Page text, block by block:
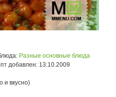
Разные основные блюда
добавлен: 13.10.2009
и вкусно)